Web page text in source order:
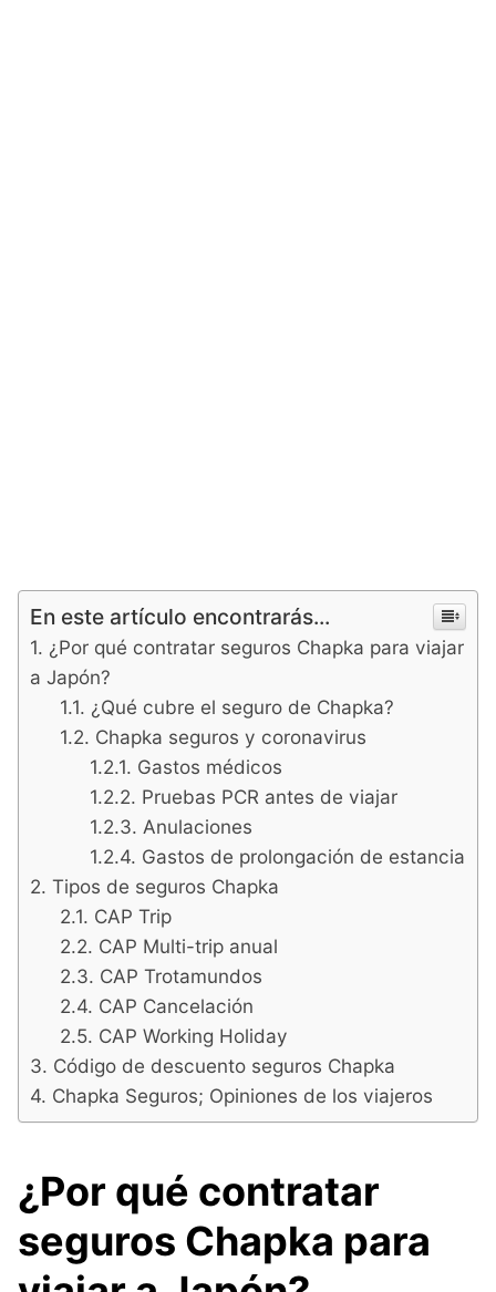
En este artículo encontrarás...
¿Por qué contratar seguros Chapka para viajar
a Japón?
¿Qué cubre el seguro de Chapka?
Chapka seguros y coronavirus
Gastos médicos
Pruebas PCR antes de viajar
Anulaciones
Gastos de prolongación de estancia
Tipos de seguros Chapka
CAP Trip
CAP Multi-trip anual
CAP Trotamundos
CAP Cancelación
CAP Working Holiday
Código de descuento seguros Chapka
Chapka Seguros; Opiniones de los viajeros
¿Por qué contratar
seguros Chapka para